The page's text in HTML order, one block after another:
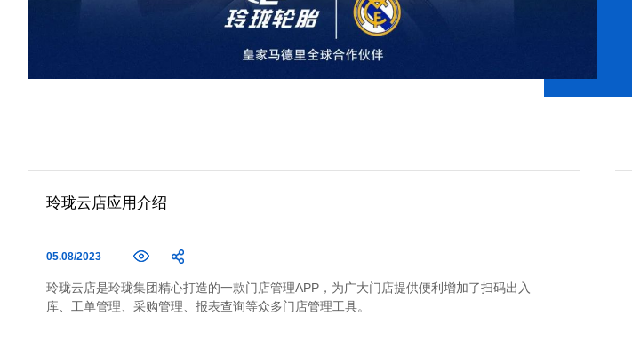
玲珑云店应用介绍
05.08/2023
玲珑云店是玲珑集团精心打造的一款门店管理APP，为广大门店提供便利增加了扫码出入
库、工单管理、采购管理、报表查询等众多门店管理工具。